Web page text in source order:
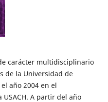
carácter multidisciplinario
de la Universidad de
año 2004 en el
A partir del año